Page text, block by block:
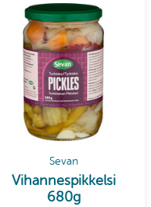
Sevan
Vihannespikkelsi
680g